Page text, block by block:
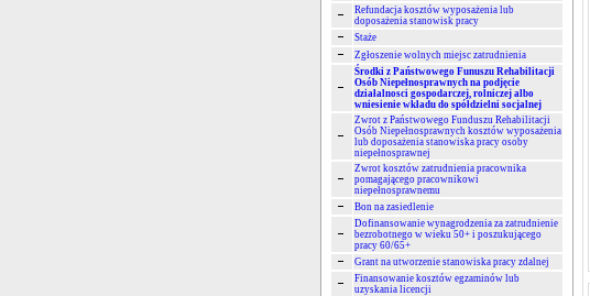
Refundacja kosztów wyposażenia lub
doposażenia stanowisk pracy
Staże
Zgłoszenie wolnych miejsc zatrudnienia
Środki z Państwowego Funuszu Rehabilitacji
Osób Niepełnosprawnych na podjęcie
działalnosci gospodarczej, rolniczej albo
wniesienie wkładu do spółdzielni socjalnej
Zwrot z Państwowego Funduszu Rehabilitacji
Osób Niepełnosprawnych kosztów wyposażenia
lub doposażenia stanowiska pracy osoby
niepełnosprawnej
Zwrot kosztów zatrudnienia pracownika
pomagającego pracownikowi
niepełnosprawnemu
Bon na zasiedlenie
Dofinansowanie wynagrodzenia za zatrudnienie
bezrobotnego w wieku 50+ i poszukującego
pracy 60/65+
Grant na utworzenie stanowiska pracy zdalnej
Finansowanie kosztów egzaminów lub
uzyskania licencji